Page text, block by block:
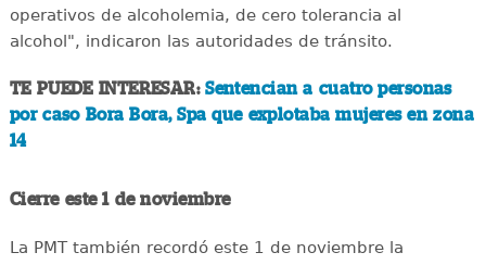
operativos de alcoholemia, de cero tolerancia al
alcohol", indicaron las autoridades de tránsito.
TE PUEDE INTERESAR:Sentencian a cuatro personas
por caso Bora Bora, Spa que explotaba mujeres en zona
14
Cierre este 1 de noviembre
La PMT también recordó este 1 de noviembre la